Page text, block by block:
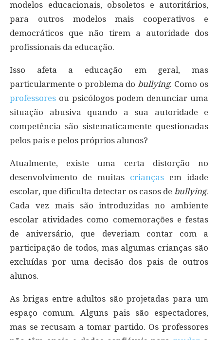
modelos educacionais, obsoletos e autoritários,
para outros modelos mais cooperativos e
democráticos que não tirem a autoridade dos
profissionais da educação.
Isso afeta a educação em geral, mas
particularmente o problema dobullying. Como os
professores ou psicólogos podem denunciar uma
situação abusiva quando a sua autoridade e
competência são sistematicamente questionadas
pelos pais e pelos próprios alunos?
Atualmente, existe uma certa distorção no
desenvolvimento de muitas crianças em idade
escolar, que dificulta detectar os casos de bullying.
Cada vez mais são introduzidas no ambiente
escolar atividades como comemorações e festas
de aniversário, que deveriam contar com a
participação de todos, mas algumas crianças são
excluídas por uma decisão dos pais de outros
alunos.
As brigas entre adultos são projetadas para um
espaço comum. Alguns pais são espectadores,
mas se recusam a tomar partido. Os professores